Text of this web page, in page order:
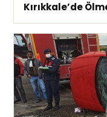
Kırıkkale’de